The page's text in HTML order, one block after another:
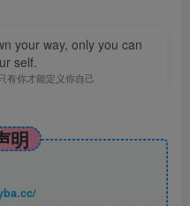
your way, only you can
self.
有你才能定义你自己
明